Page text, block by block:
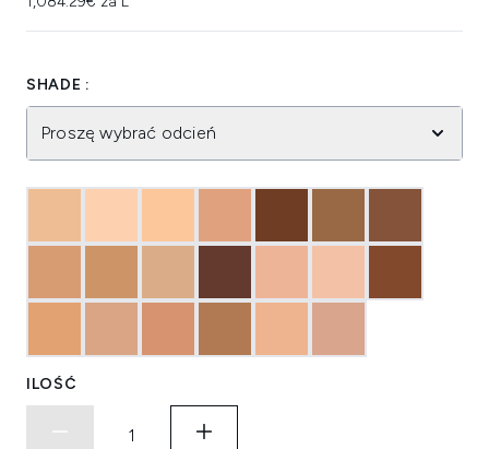
SHADE :
Proszę wybrać odcień
ILOŚĆ